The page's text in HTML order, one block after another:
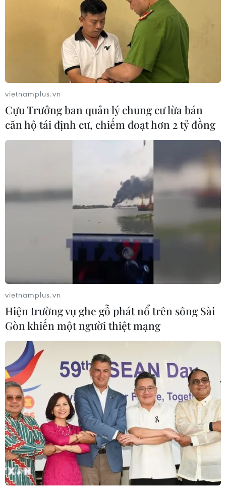
Bộ Nông nghiệp và Môi trường: “Đường
lớn” rộng mở, vững tin vươn tầm cao mới
10/03/2025 01:58
Trong tuần qua, bộ máy mới của Bộ Nông nghiệp và
Môi trường đã nhanh chóng vận hành, hoạt động hiệu
quả, để tiếp tục duy trì đà phát triển và tăng trưởng,
vững bước phát triển lên một tầm cao mới.
vietnamplus.vn
Cựu Trưởng ban quản lý chung cư lừa bán
căn hộ tái định cư, chiếm đoạt hơn 2 tỷ đồng
vietnamplus.vn
Hiện trường vụ ghe gỗ phát nổ trên sông Sài
Gòn khiến một người thiệt mạng